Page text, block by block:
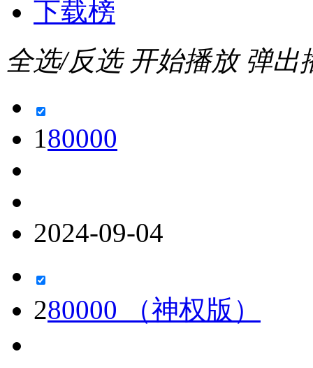
下载榜
全选/反选 开始播放 弹出
180000
2024-09-04
280000 （神权版）